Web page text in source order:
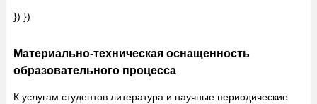
}) })
Материально-техническая оснащенность
образовательного процесса
К услугам студентов литература и научные периодические